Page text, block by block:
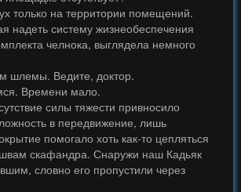
только на территории помещений.
надеть систему жизнеобеспечения
челнока, выглядела немного
шлемы. Ведите, доктор.
Времени мало.
силы тяжести привносило
в передвижение, лишь
помогало хоть как-то цепляться
скафандра. Снаружи наш Кадьяк
словно его пропустили через